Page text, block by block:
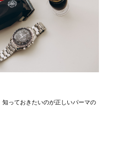
っておきたいのが正しいパーマの